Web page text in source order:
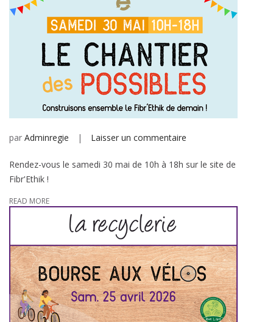
par Adminregie Laisser un commentaire
Rendez-vous le samedi 30 mai de 10h à 18h sur le site de
Fibr'Ethik !
READ MORE